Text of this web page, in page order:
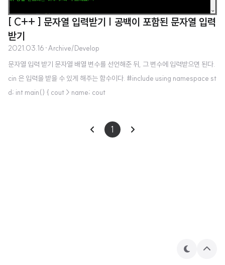
[ C++ ] 문자열 입력받기 | 공백이 포함된 문자열 입력
받기
2021.03.16 ·Archive/Develop
문자열 입력 받기 문자열 배열 변수를 선언해준 뒤, 그 변수에 입력받으면 된다.
cin 은 입력을 받을 수 있게 해주는 함수이다. #include using namespace st
d; int main() { cout > name; cout
1
테
상